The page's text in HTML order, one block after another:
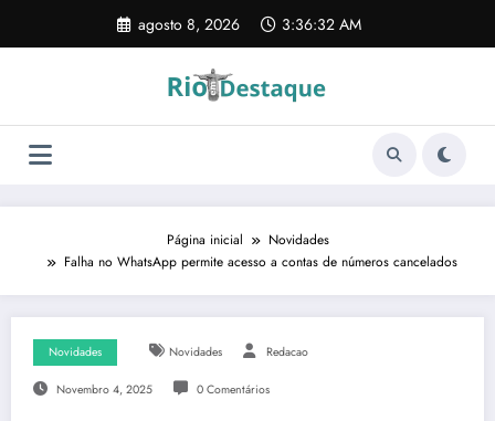
o
agosto 8, 2026 3:36:33 AM
Página inicial
Novidades
Falha no WhatsApp permite acesso a contas de números cancelados
Novidades Novidades Redacao
Novembro 4, 2025 0 Comentários